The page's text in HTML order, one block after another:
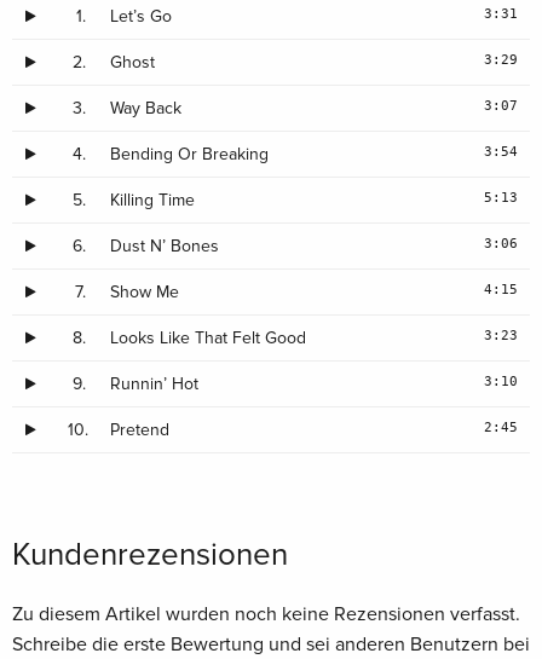
1. Let’s Go 3:31
2. Ghost 3:29
3. Way Back 3:07
4. Bending Or Breaking 3:54
5. Killing Time 5:13
6. Dust N’ Bones 3:06
7. Show Me 4:15
8. Looks Like That Felt Good 3:23
9. Runnin’ Hot 3:10
10. Pretend 2:45
Kundenrezensionen
Zu diesem Artikel wurden noch keine Rezensionen verfasst.
Schreibe die erste Bewertung und sei anderen Benutzern bei